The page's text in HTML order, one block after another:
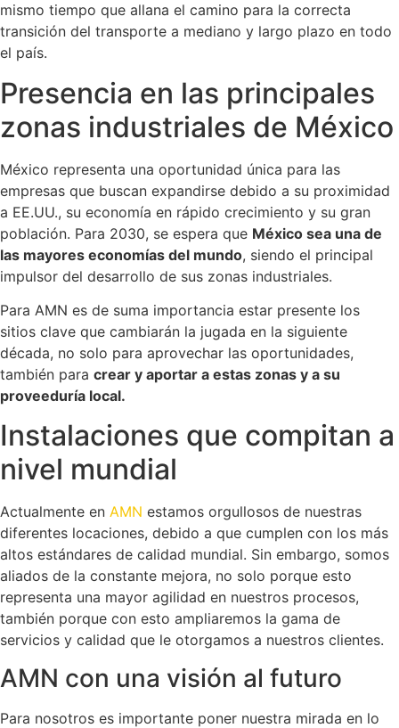
mismo tiempo que allana el camino para la correcta
transición del transporte a mediano y largo plazo en todo
el país.
Presencia en las principales
zonas industriales de México
México representa una oportunidad única para las
empresas que buscan expandirse debido a su proximidad
a EE.UU., su economía en rápido crecimiento y su gran
población. Para 2030, se espera que México sea una de
las mayores economías del mundo, siendo el principal
impulsor del desarrollo de sus zonas industriales.
Para AMN es de suma importancia estar presente los
sitios clave que cambiarán la jugada en la siguiente
década, no solo para aprovechar las oportunidades,
también para crear y aportar a estas zonas y a su
proveeduría local.
Instalaciones que compitan a
nivel mundial
Actualmente en AMN estamos orgullosos de nuestras
diferentes locaciones, debido a que cumplen con los más
altos estándares de calidad mundial. Sin embargo, somos
aliados de la constante mejora, no solo porque esto
representa una mayor agilidad en nuestros procesos,
también porque con esto ampliaremos la gama de
servicios y calidad que le otorgamos a nuestros clientes.
AMN con una visión al futuro
Para nosotros es importante poner nuestra mirada en lo